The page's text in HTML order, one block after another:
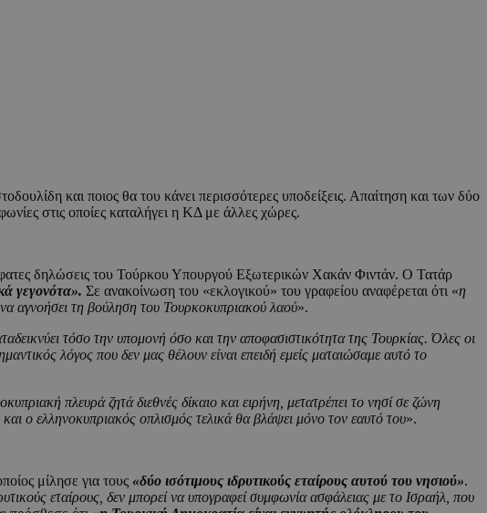
και ποιος θα του κάνει περισσότερες υποδείξεις. Απαίτηση και των δύο
στις οποίες καταλήγει η ΚΔ με άλλες χώρες.
δηλώσεις του Τούρκου Υπουργού Εξωτερικών Χακάν Φιντάν. Ο Τατάρ
γεγονότα». Σε ανακοίνωση του «εκλογικού» του γραφείου αναφέρεται ότι «η
αγνοήσει τη βούληση του Τουρκοκυπριακού λαού».
τόσο την υπομονή όσο και την αποφασιστικότητα της Τουρκίας. Όλες οι
λόγος που δεν μας θέλουν είναι επειδή εμείς ματαιώσαμε αυτό το
πλευρά ζητά διεθνές δίκαιο και ειρήνη, μετατρέπει το νησί σε ζώνη
ο ελληνοκυπριακός οπλισμός τελικά θα βλάψει μόνο τον εαυτό του».
μίλησε για τους «δύο ισότιμους ιδρυτικούς εταίρους αυτού του νησιού».
εταίρους, δεν μπορεί να υπογραφεί συμφωνία ασφάλειας με το Ισραήλ, που